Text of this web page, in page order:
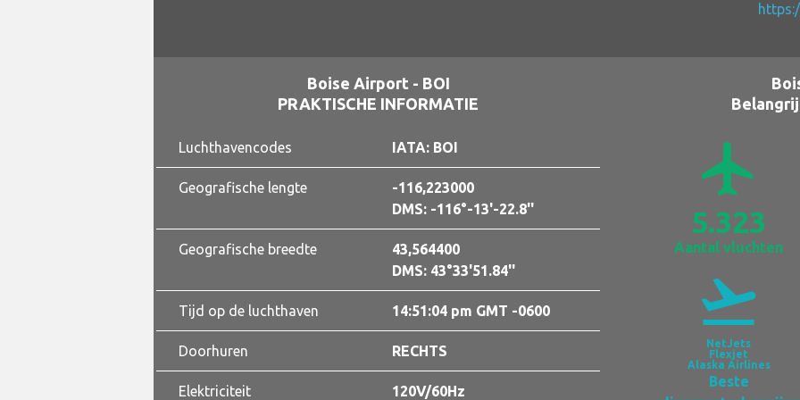
Boise Airport - BOI
PRAKTISCHE INFORMATIE
Luchthavencodes IATA: BOI
Geografische lengte
-116,223000
DMS: -116°-13'-22.8''
Geografische breedte
43,564400
DMS: 43°33'51.84''
Tijd op de luchthaven 14:51:05 pm GMT -0600
Doorhuren RECHTS
Elektriciteit 120V/60Hz
airplanemode_active
5.323
Aantal vluchten
flight_takeoff
NetJets
Flexjet
Alaska Airlines
Beste